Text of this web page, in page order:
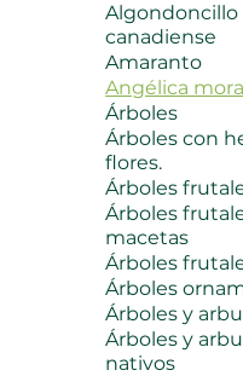
Algondoncillo
canadiense
Amaranto
Angélica
Árboles
Árboles con
flores.
Árboles
Árboles
macetas
Árboles
Árboles
Árboles y
Árboles y
nativos